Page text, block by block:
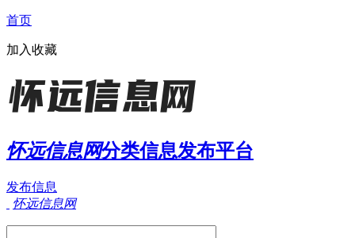
首页
加入收藏
怀远信息网分类信息发布平台
发布信息
怀远信息网